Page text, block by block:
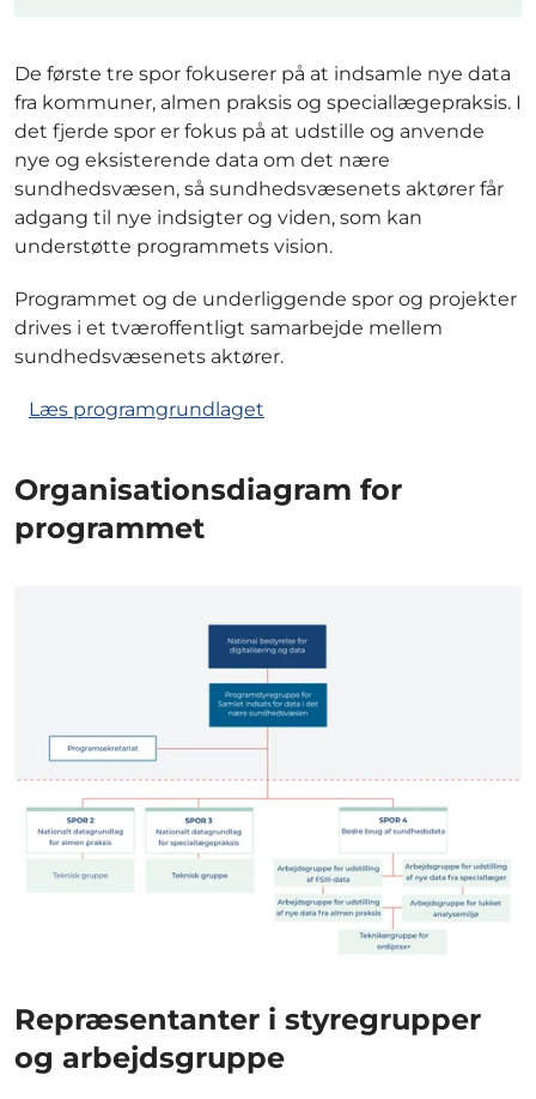
De første tre spor fokuserer på at indsamle nye data
fra kommuner, almen praksis og speciallægepraksis. I
det fjerde spor er fokus på at udstille og anvende
nye og eksisterende data om det nære
sundhedsvæsen, så sundhedsvæsenets aktører får
adgang til nye indsigter og viden, som kan
understøtte programmets vision.
Programmet og de underliggende spor og projekter
drives i et tværoffentligt samarbejde mellem
sundhedsvæsenets aktører.
Læs programgrundlaget
Organisationsdiagram for
programmet
Repræsentanter i styregrupper
og arbejdsgruppe